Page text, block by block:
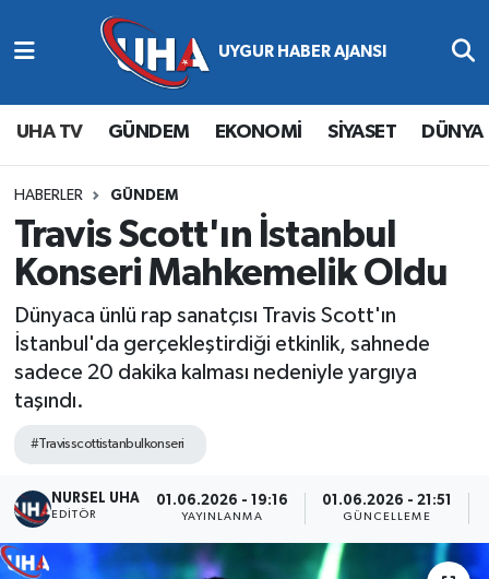
UHA TV GÜNDEM EKONOMİ SİYASET DÜNYA
HABERLER GÜNDEM
Travis Scott'ın İstanbul
Konseri Mahkemelik Oldu
Dünyaca ünlü rap sanatçısı Travis Scott'ın
İstanbul'da gerçekleştirdiği etkinlik, sahnede
sadece 20 dakika kalması nedeniyle yargıya
taşındı.
#Travisscottistanbulkonseri
NURSEL UHA
EDITÖR
01.06.2026 - 19:16
YAYINLANMA
01.06.2026 - 21:51
GÜNCELLEME
Abone Ol
Gündem
Ekonomi
Magazin
Siyaset
Spor
Nöbetçi Eczaneler
Hava Durumu
Namaz Vakitleri
Trafik Durumu
Süper Lig Puan Durumu ve Fikstür
Tüm Manşetler